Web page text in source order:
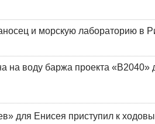
и морскую лабораторию в
на воду баржа проекта «В2040»
для Енисея приступил к